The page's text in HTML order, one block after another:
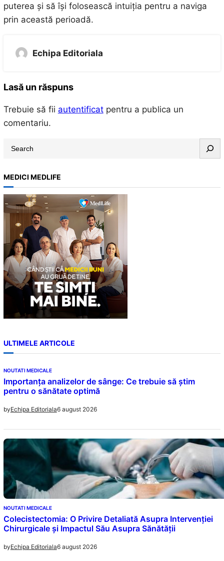
puterea și să își folosească intuiția pentru a naviga
prin această perioadă.
Echipa Editoriala
Lasă un răspuns
Trebuie să fii autentificatpentru a publica un
comentariu.
r
c
h
MEDICI MEDLIFE
ULTIMELE ARTICOLE
NOUTATI MEDICALE
Importanța analizelor de sânge: Ce trebuie să știm
pentru o sănătate optimă
byEchipa Editoriala6 august 2026
NOUTATI MEDICALE
Colecistectomia: O Privire Detaliată Asupra Intervenției
Chirurgicale și Impactul Său Asupra Sănătății
byEchipa Editoriala6 august 2026